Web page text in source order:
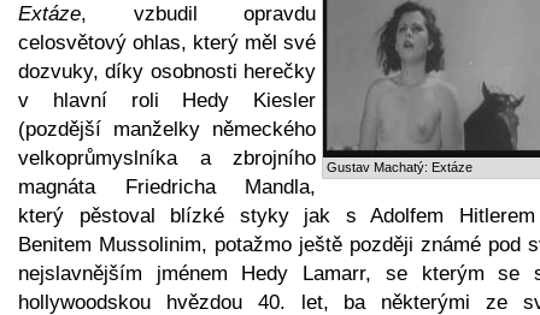
Gustav Machatý: Extáze
Extáze, vzbudil opravdu
celosvětový ohlas, který měl své
dozvuky, díky osobnosti herečky
v hlavní roli Hedy Kiesler
(pozdější manželky německého
velkoprůmyslníka a zbrojního
magnáta Friedricha Mandla,
který pěstoval blízké styky jak s Adolfem
Benitem Mussolinim, potažmo ještě později známé pod
nejslavnějším jménem Hedy Lamarr, se kterým se
hollywoodskou hvězdou 40. let, ba některými ze